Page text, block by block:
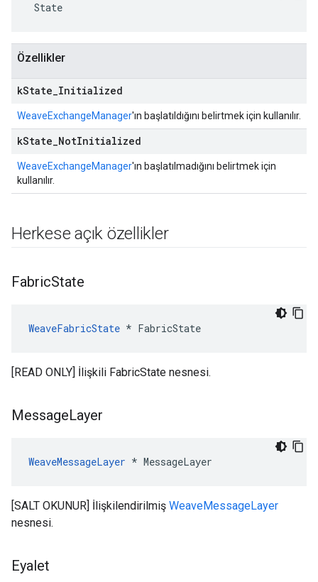
State
Özellikler
kState Initialized
WeaveExchangeManager'ın başlatıldığını belirtmek için kullanılır.
kState NotInitialized
WeaveExchangeManager'ın başlatılmadığını belirtmek için
kullanılır.
Herkese açık özellikler
FabricState
WeaveFabricState * FabricState
[READ ONLY] İlişkili FabricState nesnesi.
MessageLayer
WeaveMessageLayer * MessageLayer
[SALT OKUNUR] İlişkilendirilmiş WeaveMessageLayer
nesnesi.
Eyalet